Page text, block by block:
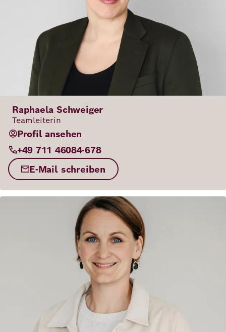
Raphaela Schweiger
Teamleiterin
Profil ansehen
+49 711 46084-678
E-Mail schreiben